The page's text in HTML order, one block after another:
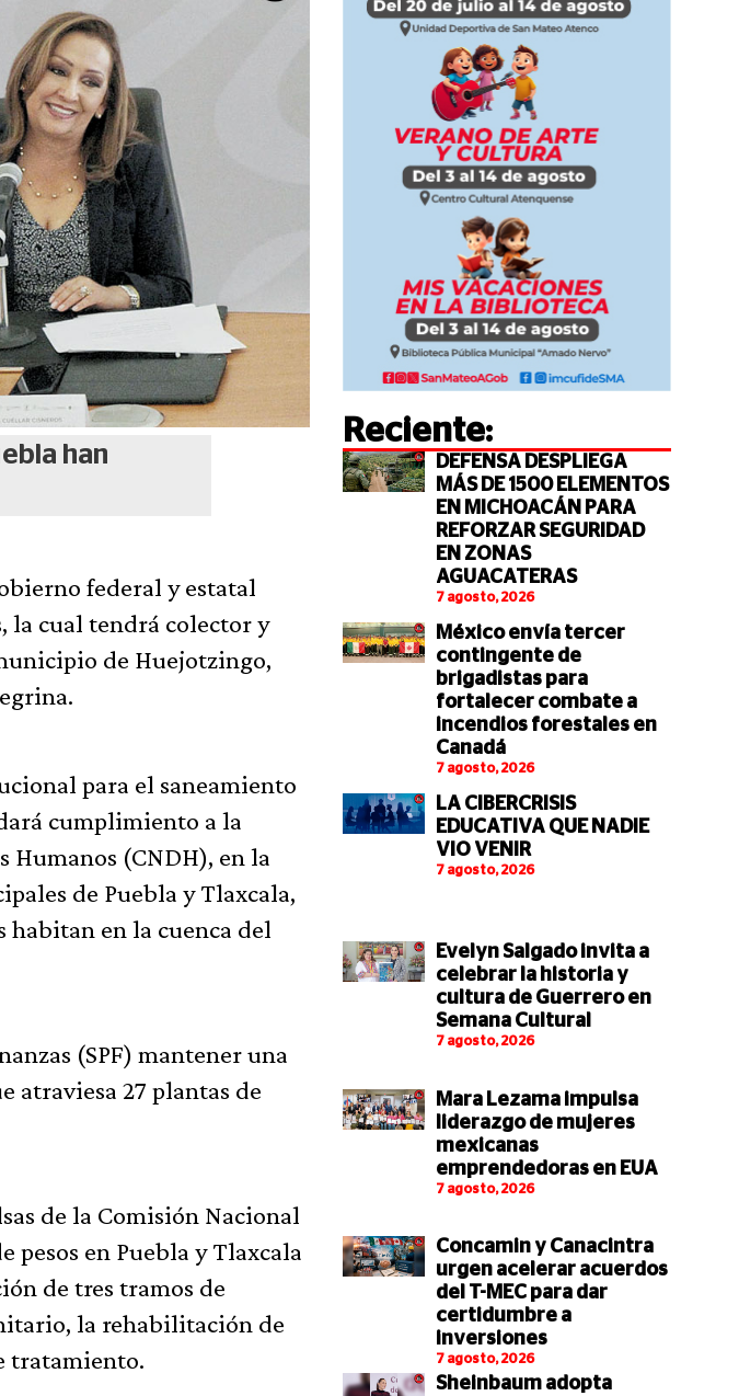
han
federal y estatal
la cual tendrá colector y
de Huejotzingo,
para el saneamiento
cumplimiento a la
Humanos (CNDH), en la
de Puebla y Tlaxcala,
habitan en la cuenca del
(SPF) mantener una
atraviesa 27 plantas de
de la Comisión Nacional
pesos en Puebla y Tlaxcala
de tres tramos de
la rehabilitación de
tratamiento.
Reciente:
DEFENSA DESPLIEGA
MÁS DE 1500 ELEMENTOS
EN MICHOACÁN PARA
REFORZAR SEGURIDAD
EN ZONAS
AGUACATERAS
7 agosto, 2026
México envía tercer
contingente de
brigadistas para
fortalecer combate a
incendios forestales en
Canadá
7 agosto, 2026
LA CIBERCRISIS
EDUCATIVA QUE NADIE
VIO VENIR
7 agosto, 2026
Evelyn Salgado invita a
celebrar la historia y
cultura de Guerrero en
Semana Cultural
7 agosto, 2026
Mara Lezama impulsa
liderazgo de mujeres
mexicanas
emprendedoras en EUA
7 agosto, 2026
Concamin y Canacintra
urgen acelerar acuerdos
del T-MEC para dar
certidumbre a
inversiones
7 agosto, 2026
Sheinbaum adopta